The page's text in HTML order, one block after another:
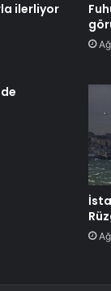
ilerliyor